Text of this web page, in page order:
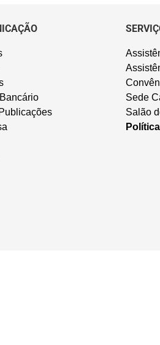
Sede
Salão